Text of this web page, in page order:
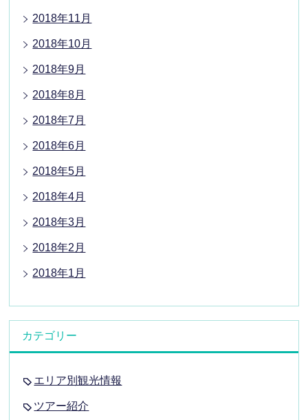
2018年11月
2018年10月
2018年9月
2018年8月
2018年7月
2018年6月
2018年5月
2018年4月
2018年3月
2018年2月
2018年1月
カテゴリー
エリア別観光情報
ツアー紹介